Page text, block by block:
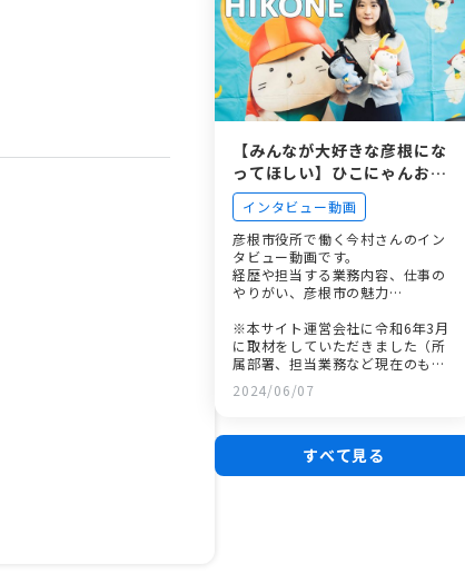
【みんなが大好きな彦根にな
ってほしい】ひこにゃんお世
話係を担当する職員が感じる
彦根市の魅力とは
インタビュー動画
彦根市役所で働く今村さんのイン
タビュー動画です。
経歴や担当する業務内容、仕事の
やりがい、彦根市の魅力…
※本サイト運営会社に令和6年3月
に取材をしていただきました（所
属部署、担当業務など現在のもの
と異なっている場合がありま
す。）。
2024/06/07
すべて見る